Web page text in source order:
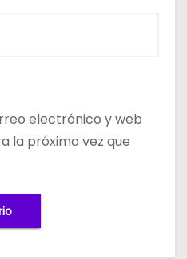
electrónico y web
la próxima vez que